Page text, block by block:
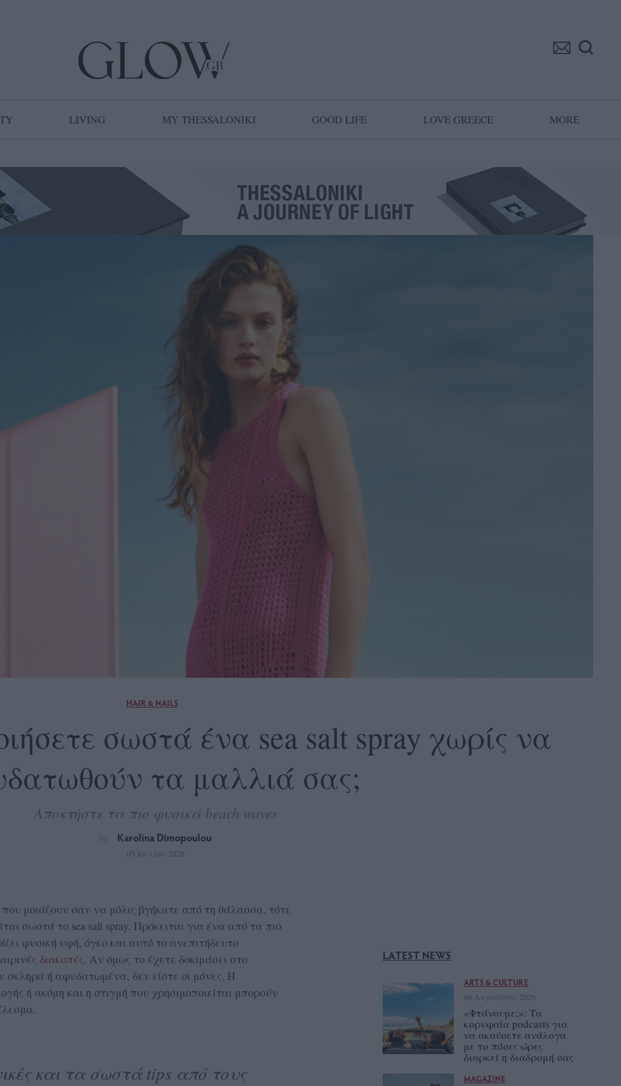
LIVING MY THESSALONIKI GOOD LIFE LOVE GREECE MORE
HAIR & NAILS
σωστά ένα sea salt spray χωρίς να
τα μαλλιά σας;
Αποκτήστε τα πιο φυσικά beach waves
by Karolina Dimopoulou
05 Ιουλίου 2026
μοιάζουν σαν να μόλις βγήκατε από τη θάλασσα, τότε
σωστά το sea salt spray. Πρόκειται για ένα από τα πιο
φυσική υφή, όγκο και αυτό το ανεπιτήδευτο
διακοπές . Αν όμως το έχετε δοκιμάσει στο
σκληρά ή αφυδατωμένα, δεν είστε οι μόνες. Η
ή ακόμη και η στιγμή που χρησιμοποιείται μπορούν
και τα σωστά tips από τους
LATEST NEWS
ARTS & CULTURE
06 Αυγούστου 2026
«Φτάνουμε;»: Τα
κορυφαία podcasts για
να ακούσετε ανάλογα
με το πόσες ώρες
διαρκεί η διαδρομή σας
MAGAZINE